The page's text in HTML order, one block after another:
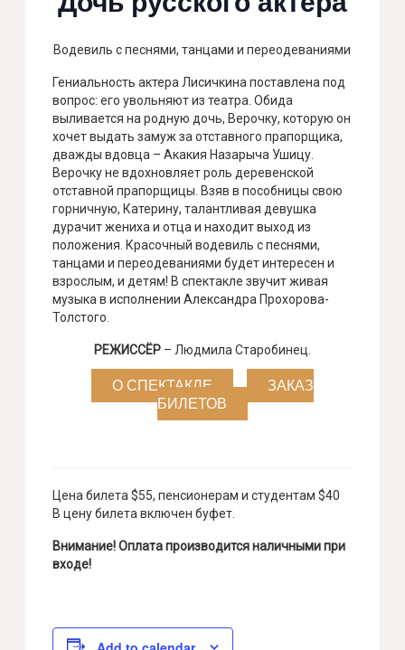
Водевиль с песнями, танцами и переодеваниями
Гениальность актера Лисичкина поставлена под
вопрос: его увольняют из театра. Обида
выливается на родную дочь, Верочку, которую он
хочет выдать замуж за отставного прапорщика,
дважды вдовца – Акакия Назарыча Ушицу.
Верочку не вдохновляет роль деревенской
отставной прапорщицы. Взяв в пособницы свою
горничную, Катерину, талантливая девушка
дурачит жениха и отца и находит выход из
положения. Красочный водевиль с песнями,
танцами и переодеваниями будет интересен и
взрослым, и детям! В спектакле звучит живая
музыка в исполнении Александра Прохорова-
Толстого.
РЕЖИССЁР– Людмила Старобинец.
О СПЕКТАКЛЕ
ЗАКАЗ
БИЛЕТОВ
Цена билета $55, пенсионерам и студентам $40
В цену билета включен буфет.
Внимание! Оплата производится наличными при
входе!